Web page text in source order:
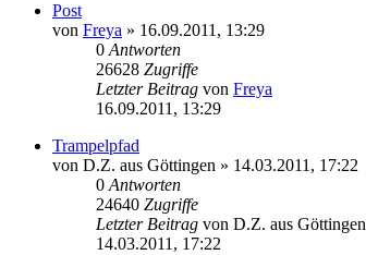
Post
von Freya » 16.09.2011, 13:29
0 Antworten
26628 Zugriffe
Letzter Beitrag von Freya
16.09.2011, 13:29
Trampelpfad
von D.Z. aus Göttingen » 14.03.2011, 17:22
0 Antworten
24640 Zugriffe
Letzter Beitrag von D.Z. aus Göttingen
14.03.2011, 17:22